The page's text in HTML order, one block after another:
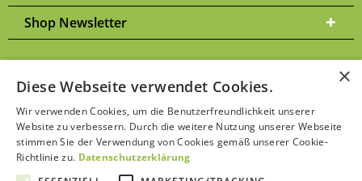
Shop Newsletter
* Alle Preise inkl. gesetzl. Mehrwertsteuer zzgl. Versandkosten
ggf. Nachnahmegebühren, wenn nicht anders beschrieben | Bitte
beachten Sie unsereDatenschutzerklärung
×
Diese Webseite verwendet Cookies.
Wir verwenden Cookies, um die Benutzerfreundlichkeit unserer
Website zu verbessern. Durch die weitere Nutzung unserer Webseite
stimmen Sie der Verwendung von Cookies gemäß unserer Cookie-
Richtlinie zu. Datenschutzerklärung